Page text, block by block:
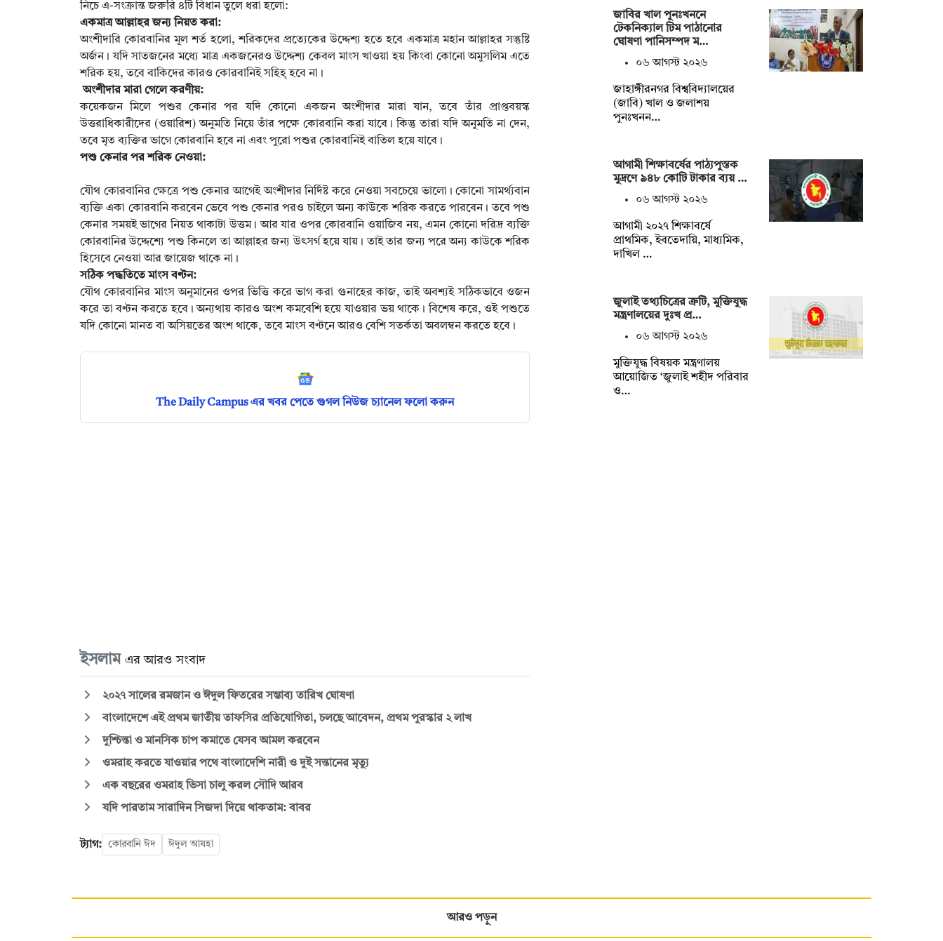
নিচে এ-সংক্রান্ত জরুরি ৪টি বিধান তুলে ধরা হলো:
একমাত্র আল্লাহর জন্য নিয়ত করা:
অংশীদারি কোরবানির মূল শর্ত হলো, শরিকদের প্রত্যেকের উদ্দেশ্য হতে হবে একমাত্র মহান আল্লাহর সন্তুষ্টি
অর্জন। যদি সাতজনের মধ্যে মাত্র একজনেরও উদ্দেশ্য কেবল মাংস খাওয়া হয় কিংবা কোনো অমুসলিম এতে
শরিক হয়, তবে বাকিদের কারও কোরবানিই সহিহ্ হবে না।
অংশীদার মারা গেলে করণীয়:
কয়েকজন মিলে পশুর কেনার পর যদি কোনো একজন অংশীদার মারা যান, তবে তাঁর প্রাপ্তবয়স্ক
উত্তরাধিকারীদের (ওয়ারিশ) অনুমতি নিয়ে তাঁর পক্ষে কোরবানি করা যাবে। কিন্তু তারা যদি অনুমতি না দেন,
তবে মৃত ব্যক্তির ভাগে কোরবানি হবে না এবং পুরো পশুর কোরবানিই বাতিল হয়ে যাবে।
পশু কেনার পর শরিক নেওয়া:
যৌথ কোরবানির ক্ষেত্রে পশু কেনার আগেই অংশীদার নির্দিষ্ট করে নেওয়া সবচেয়ে ভালো। কোনো সামর্থ্যবান
ব্যক্তি একা কোরবানি করবেন ভেবে পশু কেনার পরও চাইলে অন্য কাউকে শরিক করতে পারবেন। তবে পশু
কেনার সময়ই ভাগের নিয়ত থাকাটা উত্তম। আর যার ওপর কোরবানি ওয়াজিব নয়, এমন কোনো দরিদ্র ব্যক্তি
কোরবানির উদ্দেশ্যে পশু কিনলে তা আল্লাহর জন্য উৎসর্গ হয়ে যায়। তাই তার জন্য পরে অন্য কাউকে শরিক
হিসেবে নেওয়া আর জায়েজ থাকে না।
সঠিক পদ্ধতিতে মাংস বণ্টন:
যৌথ কোরবানির মাংস অনুমানের ওপর ভিত্তি করে ভাগ করা গুনাহের কাজ, তাই অবশ্যই সঠিকভাবে ওজন
করে তা বণ্টন করতে হবে। অন্যথায় কারও অংশ কমবেশি হয়ে যাওয়ার ভয় থাকে। বিশেষ করে, ওই পশুতে
যদি কোনো মানত বা অসিয়তের অংশ থাকে, তবে মাংস বণ্টনে আরও বেশি সতর্কতা অবলম্বন করতে হবে।
The Daily Campus এর খবর পেতে গুগল নিউজ চ্যানেল ফলো করুন
ইসলাম এর আরও সংবাদ
২০২৭ সালের রমজান ও ঈদুল ফিতরের সম্ভাব্য তারিখ ঘোষণা
বাংলাদেশে এই প্রথম জাতীয় তাফসির প্রতিযোগিতা, চলছে আবেদন, প্রথম পুরস্কার ২ লাখ
দুশ্চিন্তা ও মানসিক চাপ কমাতে যেসব আমল করবেন
ওমরাহ করতে যাওয়ার পথে বাংলাদেশি নারী ও দুই সন্তানের মৃত্যু
এক বছরের ওমরাহ ভিসা চালু করল সৌদি আরব
যদি পারতাম সারাদিন সিজদা দিয়ে থাকতাম: বাবর
ট্যাগ: কোরবানি ঈদ ঈদুল আযহা
জাবির খাল পুনঃখননে
টেকনিক্যাল টিম পাঠানোর
ঘোষণা পানিসম্পদ ম…
০৬ আগস্ট ২০২৬
‎‎জাহাঙ্গীরনগর বিশ্ববিদ্যালয়ের
(জাবি) খাল ও জলাশয়
পুনঃখনন…
আগামী শিক্ষাবর্ষের পাঠ্যপুস্তক
মুদ্রণে ৯৪৮ কোটি টাকার ব্যয় …
০৬ আগস্ট ২০২৬
আগামী ২০২৭ শিক্ষাবর্ষে
প্রাথমিক, ইবতেদায়ি, মাধ্যমিক,
দাখিল …
জুলাই তথ্যচিত্রের ত্রুটি, মুক্তিযুদ্ধ
মন্ত্রণালয়ের দুঃখ প্র…
০৬ আগস্ট ২০২৬
মুক্তিযুদ্ধ বিষয়ক মন্ত্রণালয়
আয়োজিত ‘জুলাই শহীদ পরিবার
ও…
আরও পড়ুন